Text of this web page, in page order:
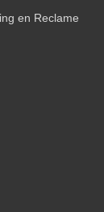
en Reclame